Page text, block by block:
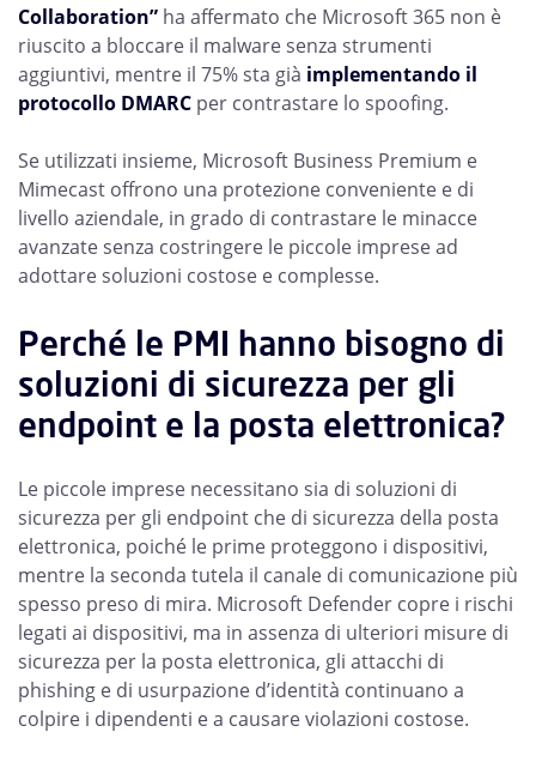
Collaboration” ha affermato che Microsoft 365 non è
riuscito a bloccare il malware senza strumenti
aggiuntivi, mentre il 75% sta già implementando il
protocollo DMARC per contrastare lo spoofing.
Se utilizzati insieme, Microsoft Business Premium e
Mimecast offrono una protezione conveniente e di
livello aziendale, in grado di contrastare le minacce
avanzate senza costringere le piccole imprese ad
adottare soluzioni costose e complesse.
Perché le PMI hanno bisogno di
soluzioni di sicurezza per gli
endpoint e la posta elettronica?
Le piccole imprese necessitano sia di soluzioni di
sicurezza per gli endpoint che di sicurezza della posta
elettronica, poiché le prime proteggono i dispositivi,
mentre la seconda tutela il canale di comunicazione più
spesso preso di mira. Microsoft Defender copre i rischi
legati ai dispositivi, ma in assenza di ulteriori misure di
sicurezza per la posta elettronica, gli attacchi di
phishing e di usurpazione d’identità continuano a
colpire i dipendenti e a causare violazioni costose.